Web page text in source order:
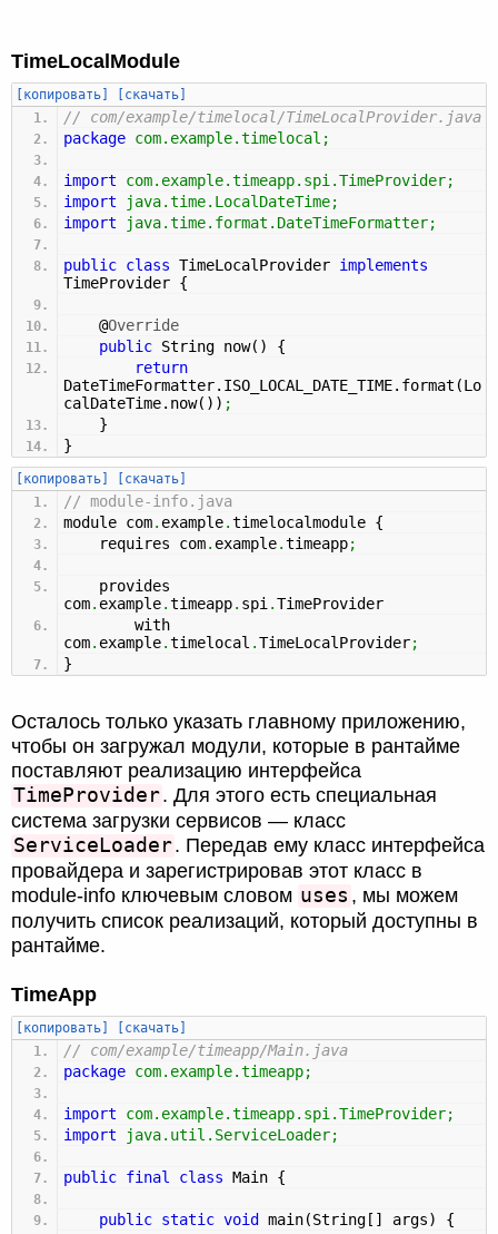
TimeLocalModule
[копировать] [скачать]
// com/example/timelocal/TimeLocalProvider.java
package com.example.timelocal ;
import com.example.timeapp.spi.TimeProvider;
import
java.time.LocalDateTime;
import
java.time.format.DateTimeFormatter;
public class TimeLocalProvider implements
TimeProvider {
@Override
public String now( )
{
return
DateTimeFormatter. ISO_LOCAL_DATE_TIME. format (Lo
calDateTime. now( ) ) ;
}
}
[копировать] [скачать]
// module-info.java
module com. example.timelocalmodule {
requires com. example.timeapp;
provides
com. example.timeapp. spi .TimeProvider
with
com. example.timelocal .TimeLocalProvider;
}
Осталось только указать главному приложению,
чтобы он загружал модули, которые в рантайме
поставляют реализацию интерфейса
TimeProvider. Для этого есть специальная
система загрузки сервисов — класс
ServiceLoader. Передав ему класс интерфейса
провайдера и зарегистрировав этот класс в
module-info ключевым словом uses , мы можем
получить список реализаций, который доступны в
рантайме.
TimeApp
[копировать] [скачать]
// com/example/timeapp/Main.java
package com.example.timeapp;
import com.example.timeapp.spi.TimeProvider;
import
java.util.ServiceLoader;
public final class Main {
public static void main(String [ ] args)
{